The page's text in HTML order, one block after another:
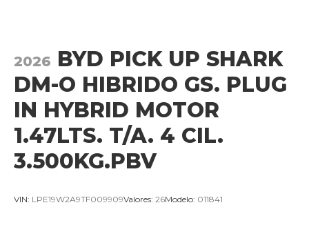
2026 BYD PICK UP SHARK
DM-O HIBRIDO GS. PLUG
IN HYBRID MOTOR
1.47LTS. T/A. 4 CIL.
3.500KG.PBV
VIN: LPE19W2A9TF009909Valores: 26Modelo: 011841